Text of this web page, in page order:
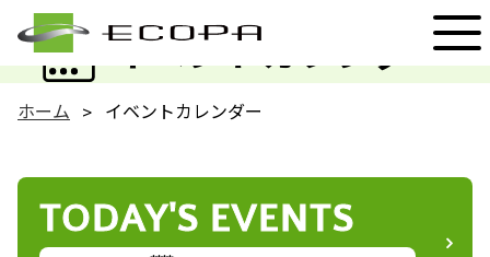
イベントカレンダー
EVENT
ホーム イベントカレンダー
TODAY'S EVENTS